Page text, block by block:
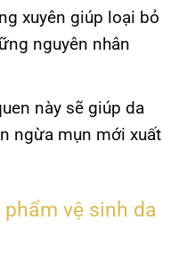
xuyên giúp loại bỏ
nguyên nhân
này sẽ giúp da
ngừa mụn mới xuất
vệ sinh da